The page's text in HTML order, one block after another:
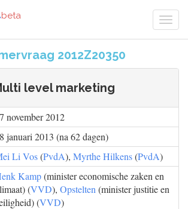
beta
2012Z20350
level marketing
november 2012
januari 2013 (na 62 dagen)
Li Vos(PvdA), Myrthe Hilkens(PvdA)
Kamp(minister economische zaken en
(VVD), Opstelten (minister justitie en
(VVD)